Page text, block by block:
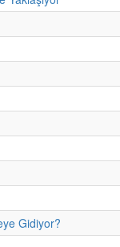
Gidiyor?